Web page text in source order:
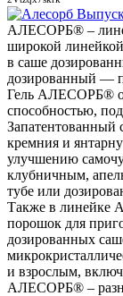
АЛЕСОРБ® –
широкой
в саше
дозированный —
Гель АЛЕСОРБ®
способностью,
Запатентованный
кремния и
улучшению
клубничным,
тубе или
Также в линейке
порошок для
дозированных
и взрослым,
АЛЕСОРБ® –